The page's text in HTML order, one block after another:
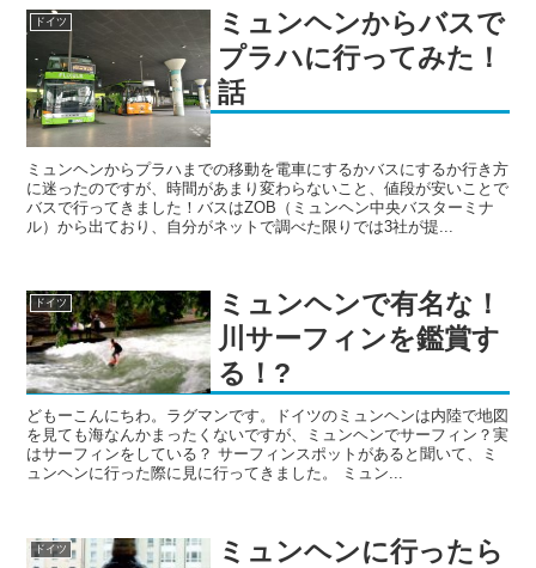
ドイツ
ミュンヘンからバスで
プラハに行ってみた！
話
ミュンヘンからプラハまでの移動を電車にするかバスにするか行き方
に迷ったのですが、時間があまり変わらないこと、値段が安いことで
バスで行ってきました！バスはZOB（ミュンヘン中央バスターミナ
ル）から出ており、自分がネットで調べた限りでは3社が提...
ドイツ
ミュンヘンで有名な！
川サーフィンを鑑賞す
る！?
どもーこんにちわ。ラグマンです。ドイツのミュンヘンは内陸で地図
を見ても海なんかまったくないですが、ミュンヘンでサーフィン？実
はサーフィンをしている？ サーフィンスポットがあると聞いて、ミ
ュンヘンに行った際に見に行ってきました。 ミュン...
ドイツ
ミュンヘンに行ったら